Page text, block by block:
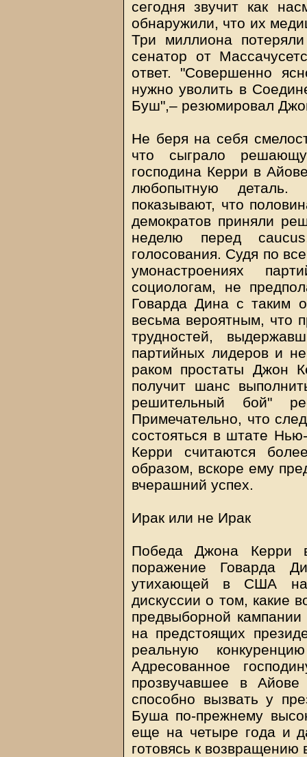
сегодня звучит как
обнаружили, что их
Три миллиона
сенатор от
ответ. "Совершенно
нужно уволить в
Буш",– резюмировал
Не беря на себя
что сыграло
господина Керри в
любопытную
показывают, что
демократов приняли
неделю перед
голосования. Судя по
умонастроениях
социологам, не
Говарда Дина с таким
весьма вероятным, что
трудностей,
партийных лидеров и
раком простаты Джон
получит шанс
решительный бой"
Примечательно, что
состояться в штате
Керри считаются
образом, вскоре ему
вчерашний успех.
Ирак или не Ирак
Победа Джона Керри
поражение Говарда
утихающей в США на
дискуссии о том, какие
предвыборной кампании
на предстоящих
реальную
Адресованное
прозвучавшее в
способно вызвать у
Буша по-прежнему
еще на четыре года и
готовясь к возвращению